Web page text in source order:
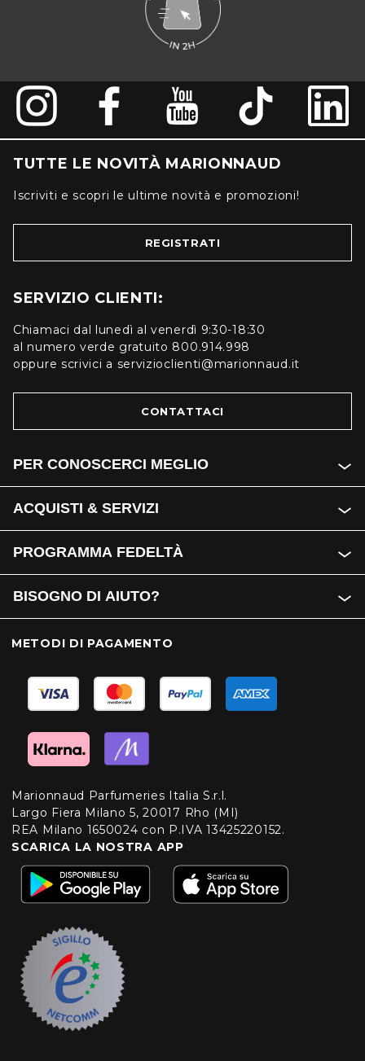
TUTTE LE NOVITÀ MARIONNAUD
Iscriviti e scopri le ultime novità e promozioni!
REGISTRATI
SERVIZIO CLIENTI:
Chiamaci dal lunedì al venerdì 9:30-18:30
al numero verde gratuito 800.914.998
oppure scrivici a servizioclienti@marionnaud.it
CONTATTACI
PER CONOSCERCI MEGLIO
ACQUISTI & SERVIZI
PROGRAMMA FEDELTÀ
BISOGNO DI AIUTO?
METODI DI PAGAMENTO
Marionnaud Parfumeries Italia S.r.l.
Largo Fiera Milano 5, 20017 Rho (MI)
REA Milano 1650024 con P.IVA 13425220152.
SCARICA LA NOSTRA APP